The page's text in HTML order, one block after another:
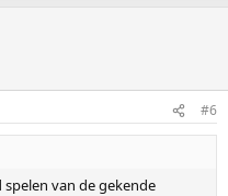
#6
van de gekende